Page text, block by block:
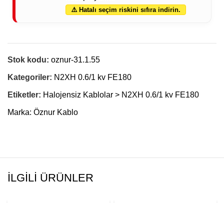
⚠️ Hatalı seçim riskini sıfıra indirin.
Stok kodu: oznur-31.1.55
Kategoriler: N2XH 0.6/1 kv FE180
Etiketler: Halojensiz Kablolar > N2XH 0.6/1 kv FE180
Marka: Öznur Kablo
İLGILI ÜRÜNLER